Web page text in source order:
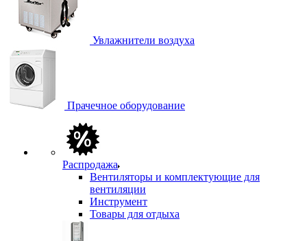
Увлажнители воздуха
Прачечное оборудование
Распродажа
Вентиляторы и комплектующие для
вентиляции
Инструмент
Товары для отдыха